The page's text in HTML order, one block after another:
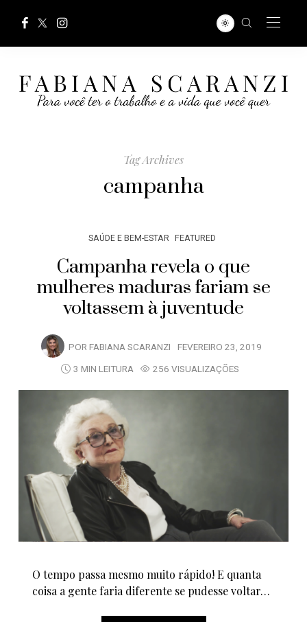
Tag Archives
campanha
SAÚDE E BEM-ESTAR FEATURED
Campanha revela o que
mulheres maduras fariam se
voltassem à juventude
POR FABIANA SCARANZI FEVEREIRO 23, 2019
3 MIN LEITURA
256 VISUALIZAÇÕES
O tempo passa mesmo muito rápido! E quanta
coisa a gente faria diferente se pudesse voltar…